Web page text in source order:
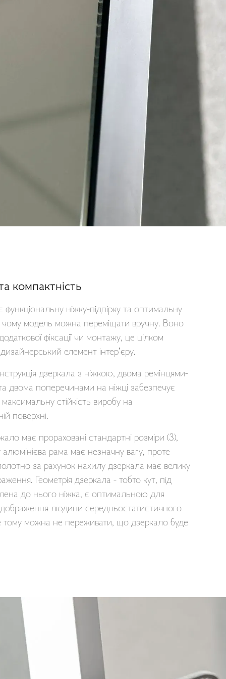
компактність
ніжку-підпірку та оптимальну
чому модель можна переміщати вручну. Воно
фіксації чи монтажу, це цілком
елемент інтер’єру.
дзеркала з ніжкою, двома ремінцями-
двома поперечинами на ніжці забезпечує
максимальну стійкість виробу на
поверхні.
має прораховані стандартні розміри (3),
рама має незначну вагу, проте
за рахунок нахилу дзеркала має велику
Геометрія дзеркала - тобто кут, під
до нього ніжка, є оптимальною для
людини середньостатистичного
тому можна не переживати, що дзеркало буде